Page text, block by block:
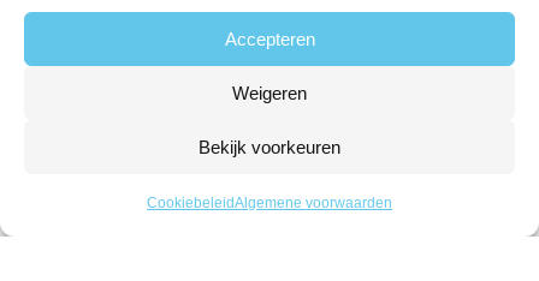
Accepteren
Weigeren
Bekijk voorkeuren
CookiebeleidAlgemene voorwaarden
Contact
info@the-candyshop.nl